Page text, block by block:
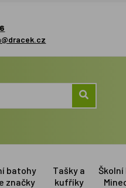
batohy
značky
Tašky a
kufříky